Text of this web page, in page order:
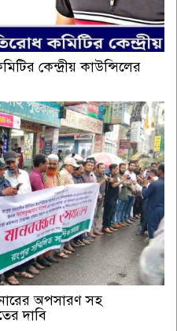
কেন্দ্রীয় কাউন্সিলের
অপসারণ সহ
দাবি